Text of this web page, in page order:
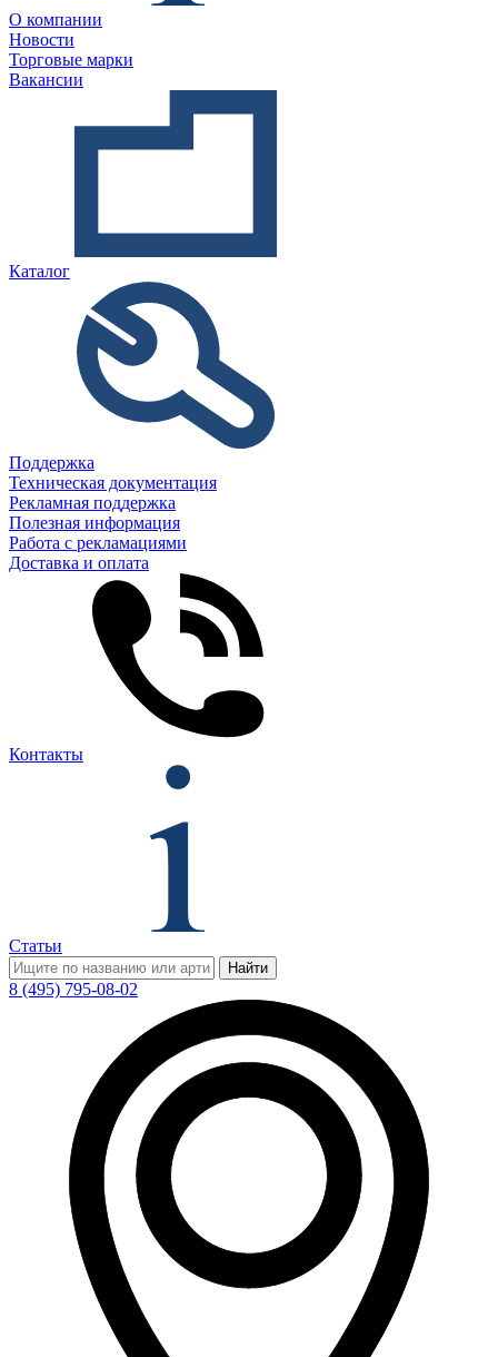
О компании
Новости
Торговые марки
Вакансии
Каталог
Поддержка
Техническая документация
Рекламная поддержка
Полезная информация
Работа с рекламациями
Доставка и оплата
Контакты
Статьи
Найти
8 (495) 795-08-02